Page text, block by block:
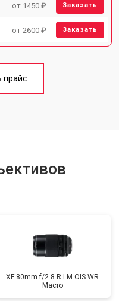
от 1450 ₽ Заказать
от 2600 ₽ Заказать
прайс
XF 80mm f/2.8 R LM OIS WR
Macro